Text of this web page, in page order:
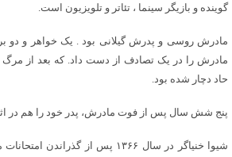
گوینده و بازیگر سینما ، تئاتر و تلویزیون است.
مادرش را در یک تصادف از دست داد. که بعد از
حاد دچار شده بود.
پنج شش سال پس از فوت مادرش، پدر خود را هم در
شیوا خنیاگر در سال ۱۳۶۶ پس از